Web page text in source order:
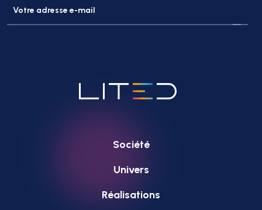
Société
Univers
Réalisations